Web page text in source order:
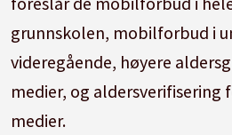
grunnskolen, mobilforbud i
videregående, høyere
medier, og aldersverifisering
medier.